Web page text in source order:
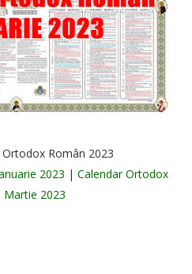
Român 2023
2023 |Calendar Ortodox
Martie 2023